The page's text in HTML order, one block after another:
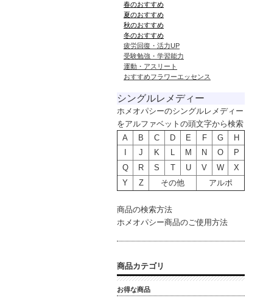
春のおすすめ
夏のおすすめ
秋のおすすめ
冬のおすすめ
疲労回復・活力UP
受験勉強・学習能力
運動・アスリート
おすすめフラワーエッセンス
シングルレメディー
ホメオパシーのシングルレメディー
をアルファベットの頭文字から検索
A
B C D E F G
H
J K L M N O
P
Q
R S T U V W
X
Y
Z その他 アルポ
商品の検索方法
ホメオパシー商品のご使用方法
商品カテゴリ
お得な商品